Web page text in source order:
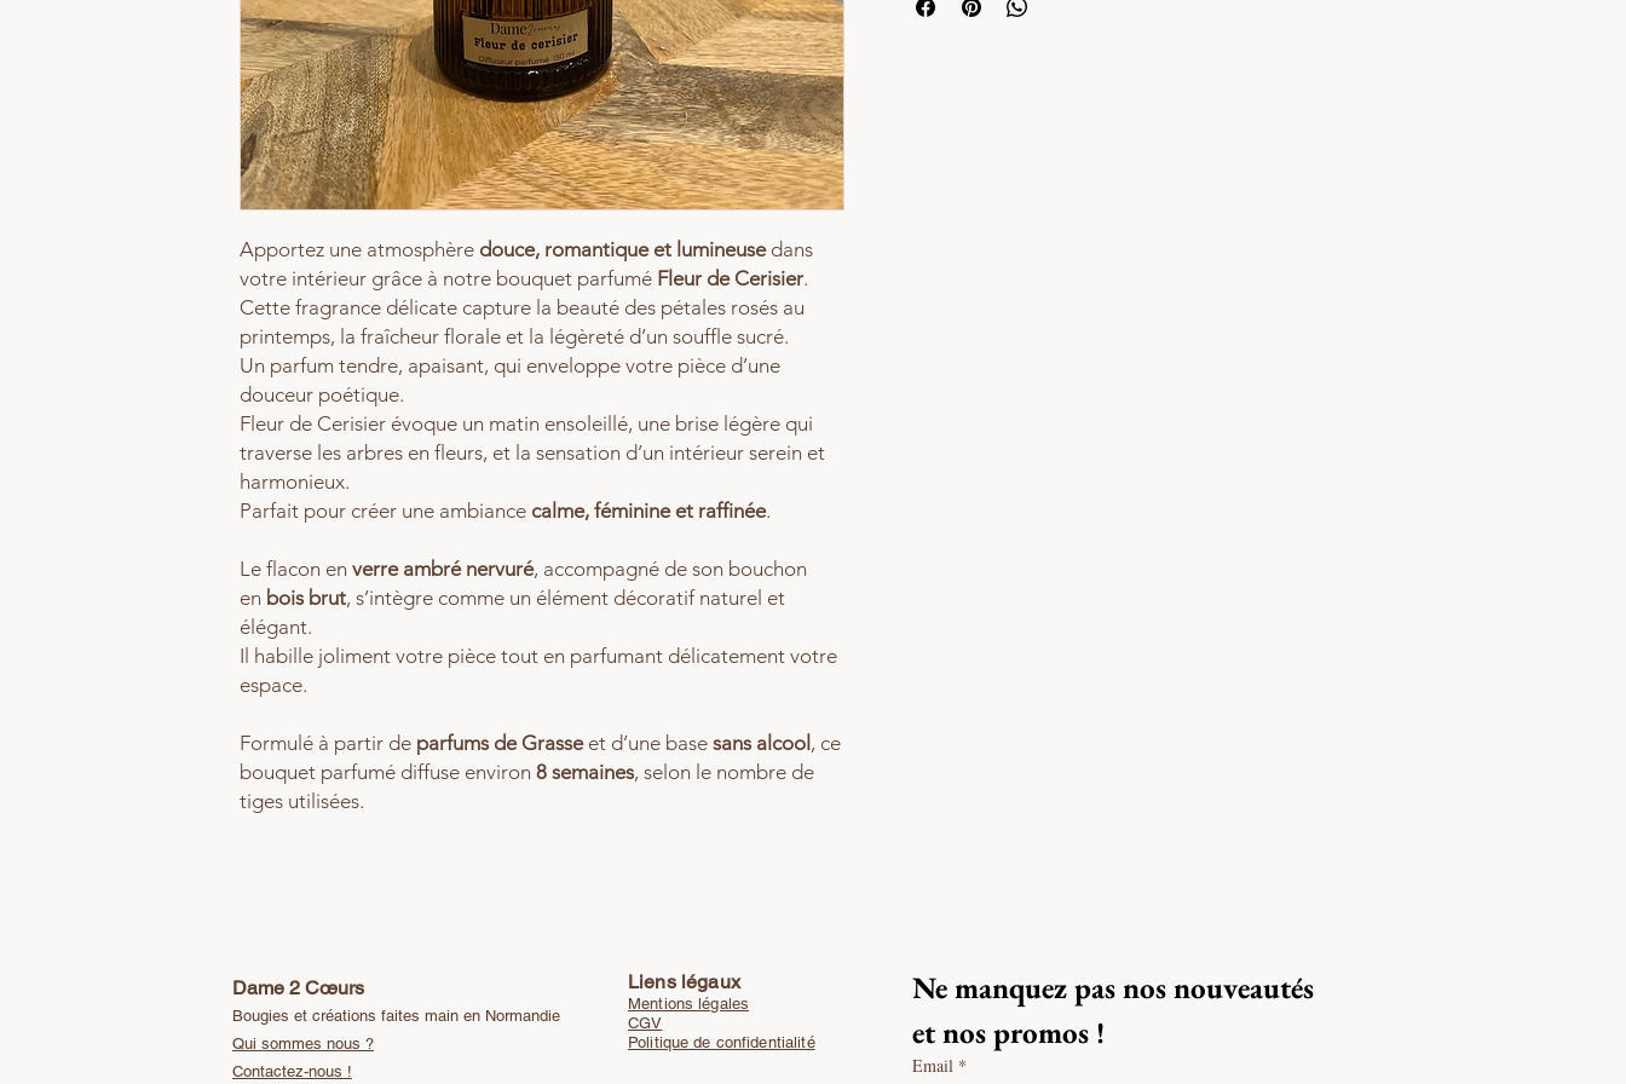
Apportez une atmosphère douce, romantique et lumineusedans
votre intérieur grâce à notre bouquet parfumé Fleur de Cerisier.
Cette fragrance délicate capture la beauté des pétales rosés au
printemps, la fraîcheur florale et la légèreté d’un souffle sucré.
Un parfum tendre, apaisant, qui enveloppe votre pièce d’une
douceur poétique.
Fleur de Cerisier évoque un matin ensoleillé, une brise légère qui
traverse les arbres en fleurs, et la sensation d’un intérieur serein et
harmonieux.
Parfait pour créer une ambiance calme, féminine et raffinée.
Le flacon en verre ambré nervuré, accompagné de son bouchon
en bois brut, s’intègre comme un élément décoratif naturel et
élégant.
Il habille joliment votre pièce tout en parfumant délicatement votre
espace.
Formulé à partir de parfums de Grasseet d’une base sans alcool , ce
bouquet parfumé diffuse environ 8 semaines, selon le nombre de
tiges utilisées.
pour raviver la diffusion.
intensité)
Notes de tête :Rose, menthe, accord aromatique
Dame 2 Cœurs
Bougies et créations faites main en Normandie
Qui sommes nous ?
Contactez-nous !
Liens légaux
Mentions légales
CGV
Politique de confidentialité
Ne manquez pas nos nouveautés
et nos promos !
Email *